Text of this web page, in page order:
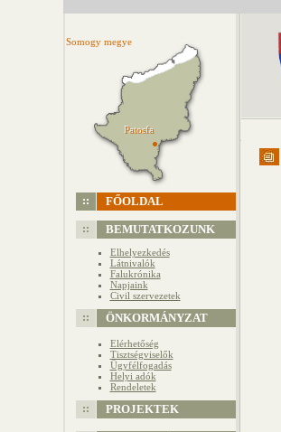
Somogy megye
Patosfa
Patosfa
FŐOLDAL
BEMUTATKOZUNK
Elhelyezkedés
Látnivalók
Falukrónika
Napjaink
Civil szervezetek
ÖNKORMÁNYZAT
Elérhetőség
Tisztségviselők
Ügyfélfogadás
Helyi adók
Rendeletek
PROJEKTEK